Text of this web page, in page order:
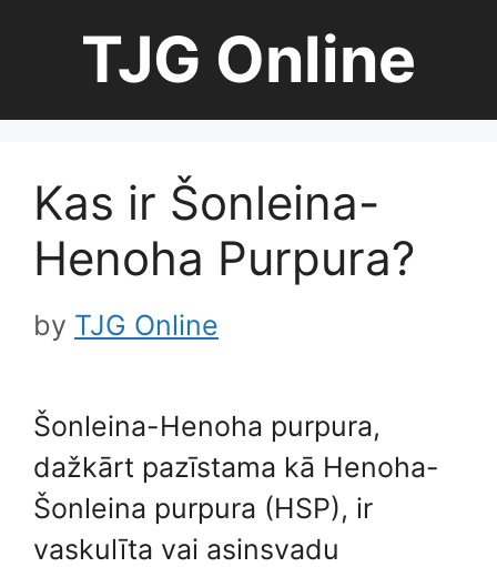
TJG Online
Kas ir Šonleina-
Henoha Purpura?
by TJG Online
Šonleina-Henoha purpura,
dažkārt pazīstama kā Henoha-
Šonleina purpura (HSP), ir
vaskulīta vai asinsvadu